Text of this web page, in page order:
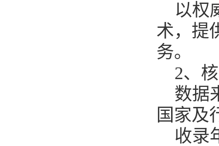
以权
术，提
务。
2、
数据
国家及
收录